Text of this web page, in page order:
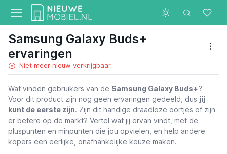
Samsung Galaxy Buds+
ervaringen
Niet meer nieuw verkrijgbaar
Wat vinden gebruikers van de Samsung Galaxy Buds+?
Voor dit product zijn nog geen ervaringen gedeeld, dus jij
kunt de eerste zijn. Zijn dit handige draadloze oortjes of zijn
er betere op de markt? Vertel wat jij ervan vindt, met de
pluspunten en minpunten die jou opvielen, en help andere
kopers een eerlijke, onafhankelijke keuze maken.